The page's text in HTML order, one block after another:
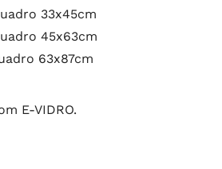
33x45cm
45x63cm
63x87cm
E-VIDRO.